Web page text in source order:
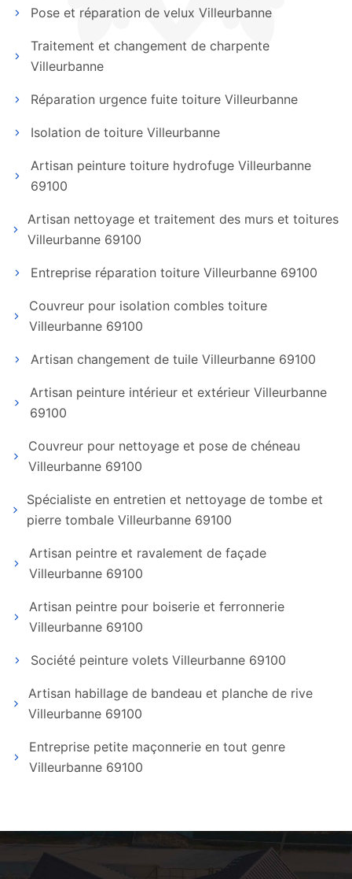
Pose et réparation de velux Villeurbanne
Traitement et changement de charpente
Villeurbanne
Réparation urgence fuite toiture Villeurbanne
Isolation de toiture Villeurbanne
Artisan peinture toiture hydrofuge Villeurbanne
69100
Artisan nettoyage et traitement des murs et toitures
Villeurbanne 69100
Entreprise réparation toiture Villeurbanne 69100
Couvreur pour isolation combles toiture
Villeurbanne 69100
Artisan changement de tuile Villeurbanne 69100
Artisan peinture intérieur et extérieur Villeurbanne
69100
Couvreur pour nettoyage et pose de chéneau
Villeurbanne 69100
Spécialiste en entretien et nettoyage de tombe et
pierre tombale Villeurbanne 69100
Artisan peintre et ravalement de façade
Villeurbanne 69100
Artisan peintre pour boiserie et ferronnerie
Villeurbanne 69100
Société peinture volets Villeurbanne 69100
Artisan habillage de bandeau et planche de rive
Villeurbanne 69100
Entreprise petite maçonnerie en tout genre
Villeurbanne 69100